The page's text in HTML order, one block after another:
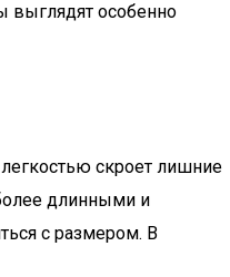
выглядят особенно
скроет лишние
длинными и
с размером. В